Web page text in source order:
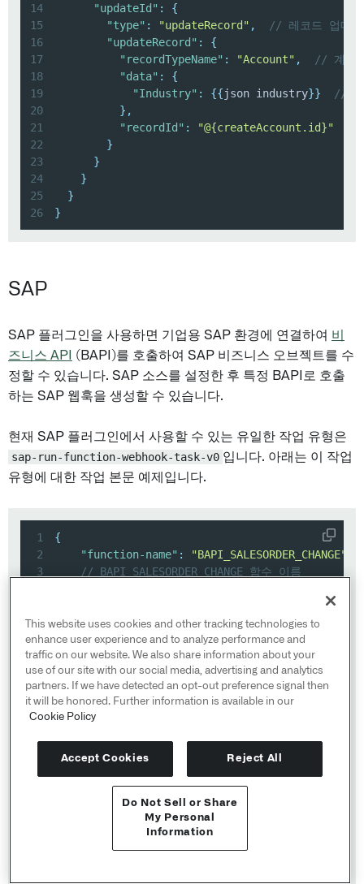
Send feedback
14
"updateId" :
{
15
"type" : "updateRecord" ,
// 레코드 업데이
16
"updateRecord" :
{
17
"recordTypeName" : "Account" ,
// 계정
18
"data" :
{
19
"Industry" : {{json industry}}
// 산
20
} ,
21
"recordId" : "@{createAccount.id}"
22
}
23
}
24
}
25
}
26
}
SAP
SAP 플러그인을 사용하면 기업용 SAP 환경에 연결하여 비
즈니스 API
(BAPI)를 호출하여 SAP 비즈니스 오브젝트를 수
정할 수 있습니다. SAP 소스를 설정한 후 특정 BAPI로 호출
하는 SAP 웹훅을 생성할 수 있습니다.
현재 SAP 플러그인에서 사용할 수 있는 유일한 작업 유형은
sap-run-function-webhook-task-v0 입니다. 아래는 이 작업
유형에 대한 작업 본문 예제입니다.
1
{
2
"function-name" : "BAPI_SALESORDER_CHANGE"
3
// BAPI_SALESORDER_CHANGE 함수 이름
json sales-doc-id
6
// 판매 문서 ID
7
"ORDER_HEADER_IN": {
8
"PURCH_DATE": {{json purchase-date
9
// 구매 날짜
10
},
11
"ORDER_HEADER_INX": {
13
// 업데이트 플래그
"PURCH_DATE"
"X"
15
// 구매 날짜 플래그
"RETURN",
This website uses cookies and other tracking technologies to
enhance user experience and to analyze performance and
traffic on our website. We also share information about your
use of our site with our social media, advertising and analytics
partners. If we have detected an opt-out preference signal then
it will be honored. Further information is available in our
Cookie Policy
Accept Cookies Reject All
Do Not Sell or Share
My Personal
Information